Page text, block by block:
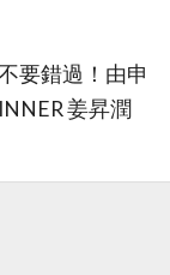
要錯過！由申
姜昇潤